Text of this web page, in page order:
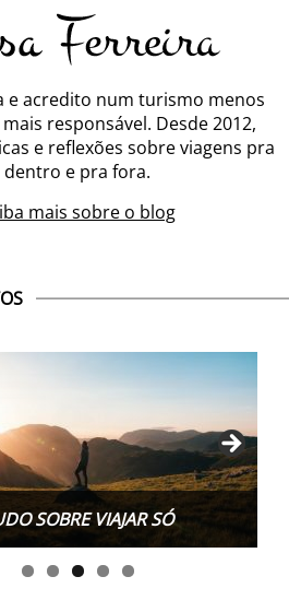
e acredito num turismo menos
responsável. Desde 2012,
e reflexões sobre viagens pra
dentro e pra fora.
mais sobre o blog
WORK EXCHANGE